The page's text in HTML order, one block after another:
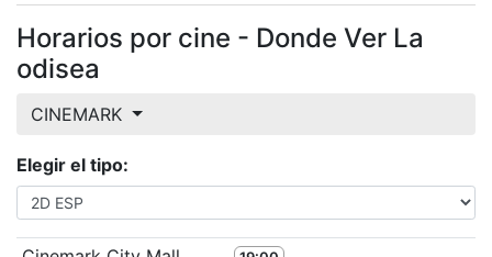
Horarios por cine - Donde Ver La
odisea
CINEMARK
Elegir el tipo: